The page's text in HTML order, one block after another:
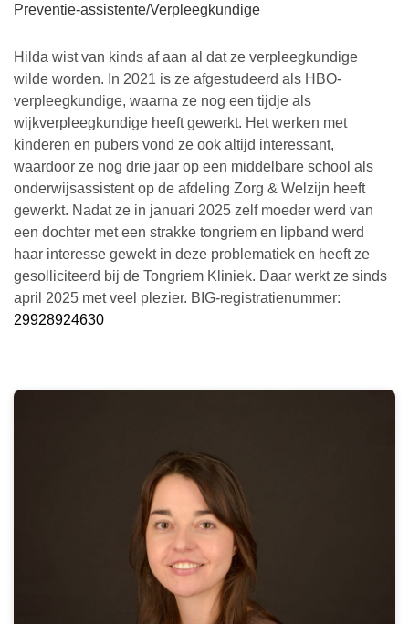
Preventie-assistente/Verpleegkundige
Hilda wist van kinds af aan al dat ze verpleegkundige
wilde worden. In 2021 is ze afgestudeerd als HBO-
verpleegkundige, waarna ze nog een tijdje als
wijkverpleegkundige heeft gewerkt. Het werken met
kinderen en pubers vond ze ook altijd interessant,
waardoor ze nog drie jaar op een middelbare school als
onderwijsassistent op de afdeling Zorg & Welzijn heeft
gewerkt. Nadat ze in januari 2025 zelf moeder werd van
een dochter met een strakke tongriem en lipband werd
haar interesse gewekt in deze problematiek en heeft ze
gesolliciteerd bij de Tongriem Kliniek. Daar werkt ze sinds
april 2025 met veel plezier. BIG-registratienummer:
29928924630